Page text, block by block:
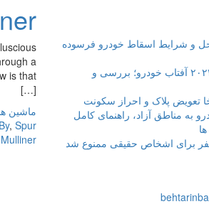
a
is that
[…]
ماشین
, Spur
Mulliner
و شرایط اسقاط خودرو فرسوده
مزدا CX-30 مدل ۲۰۲۴ آفتاب خودرو؛ بررسی و
تعویض پلاک و احراز سکونت
به مناطق آزاد، راهنمای کامل
برای اشخاص حقیقی ممنوع شد